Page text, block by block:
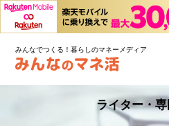
みんなでつくる！暮らしのマネーメディア
ライター・